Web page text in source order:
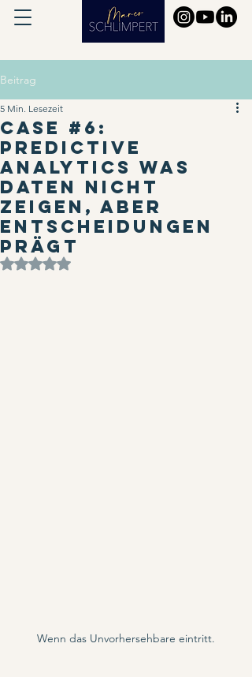
Beitrag
Case #6:
Predictive
Analytics Was
Daten nicht
zeigen, aber
Entscheidungen
prägt
5 Min. Lesezeit
Mit NaN von 5 Sternen bewertet.
Wenn das Unvorhersehbare eintritt.